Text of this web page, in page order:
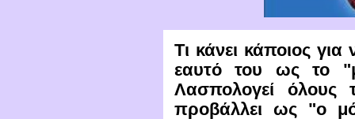
Τι κάνει κάποιος
εαυτό του ως το
Λασπολογεί όλους
προβάλλει ως "ο